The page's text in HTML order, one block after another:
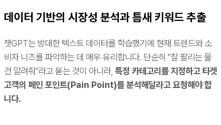
데이터 기반의 시장성 분석과 틈새 키워드 추출
챗GPT는 방대한 텍스트 데이터를 학습했기에 현재 트렌드와 소
비자 니즈를 파악하는 데 매우 유리합니다. 단순히 "잘 팔리는 물
건 알려줘"라고 묻는 것이 아니라, 특정 카테고리를 지정하고 타겟
고객의 페인 포인트(Pain Point)를 분석해달라고 요청해야 합
니다.